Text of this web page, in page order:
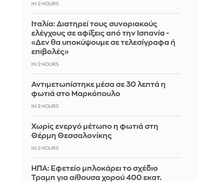
IN 2 HOURS
Ιταλία: Διατηρεί τους συνοριακούς
ελέγχους σε αφίξεις από την Ισπανία -
«Δεν θα υποκύψουμε σε τελεσίγραφα ή
επιβολές»
IN 2 HOURS
Αντιμετωπίστηκε μέσα σε 30 λεπτά η
φωτιά στο Μαρκόπουλο
IN 2 HOURS
Χωρίς ενεργό μέτωπο η φωτιά στη
Θέρμη Θεσσαλονίκης
IN 2 HOURS
ΗΠΑ: Εφετείο μπλοκάρει το σχέδιο
Τραμπ για αίθουσα χορού 400 εκατ.